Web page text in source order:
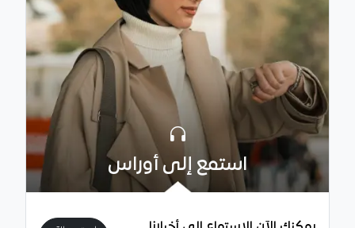
استمع إلى أوراس